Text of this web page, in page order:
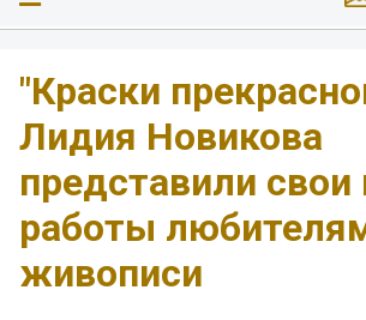
"Краски
Лидия Новикова
представили
работы
живописи